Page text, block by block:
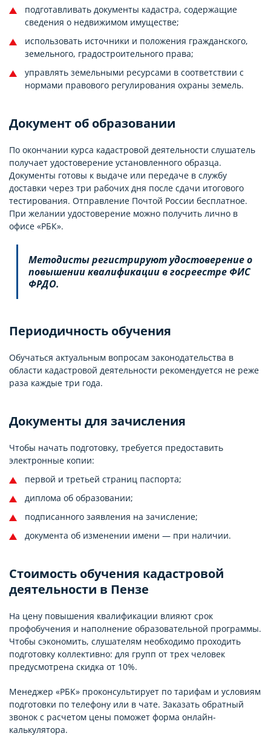
подготавливать документы кадастра, содержащие
сведения о недвижимом имуществе;
использовать источники и положения гражданского,
земельного, градостроительного права;
управлять земельными ресурсами в соответствии с
нормами правового регулирования охраны земель.
Документ об образовании
По окончании курса кадастровой деятельности слушатель
получает удостоверение установленного образца.
Документы готовы к выдаче или передаче в службу
доставки через три рабочих дня после сдачи итогового
тестирования. Отправление Почтой России бесплатное.
При желании удостоверение можно получить лично в
офисе «РБК».
Методисты регистрируют удостоверение о
повышении квалификации в госреестре ФИС
ФРДО.
Периодичность обучения
Обучаться актуальным вопросам законодательства в
области кадастровой деятельности рекомендуется не реже
раза каждые три года.
Документы для зачисления
Чтобы начать подготовку, требуется предоставить
электронные копии:
первой и третьей страниц паспорта;
диплома об образовании;
подписанного заявления на зачисление;
документа об изменении имени — при наличии.
Стоимость обучения кадастровой
деятельности в Пензе
На цену повышения квалификации влияют срок
профобучения и наполнение образовательной программы.
Чтобы сэкономить, слушателям необходимо проходить
подготовку коллективно: для групп от трех человек
предусмотрена скидка от 10%.
Менеджер «РБК» проконсультирует по тарифам и условиям
подготовки по телефону или в чате. Заказать обратный
звонок с расчетом цены поможет форма онлайн-
калькулятора.